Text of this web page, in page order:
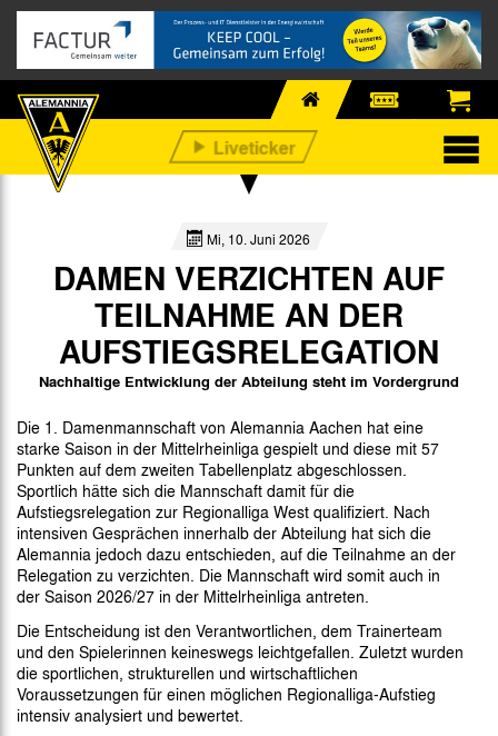
Mi, 10. Juni 2026
DAMEN VERZICHTEN AUF
TEILNAHME AN DER
AUFSTIEGSRELEGATION
Nachhaltige Entwicklung der Abteilung steht im Vordergrund
Die 1. Damenmannschaft von Alemannia Aachen hat eine
starke Saison in der Mittelrheinliga gespielt und diese mit 57
Punkten auf dem zweiten Tabellenplatz abgeschlossen.
Sportlich hätte sich die Mannschaft damit für die
Aufstiegsrelegation zur Regionalliga West qualifiziert. Nach
intensiven Gesprächen innerhalb der Abteilung hat sich die
Alemannia jedoch dazu entschieden, auf die Teilnahme an der
Relegation zu verzichten. Die Mannschaft wird somit auch in
der Saison 2026/27 in der Mittelrheinliga antreten.
Die Entscheidung ist den Verantwortlichen, dem Trainerteam
und den Spielerinnen keineswegs leichtgefallen. Zuletzt wurden
die sportlichen, strukturellen und wirtschaftlichen
Voraussetzungen für einen möglichen Regionalliga-Aufstieg
intensiv analysiert und bewertet.